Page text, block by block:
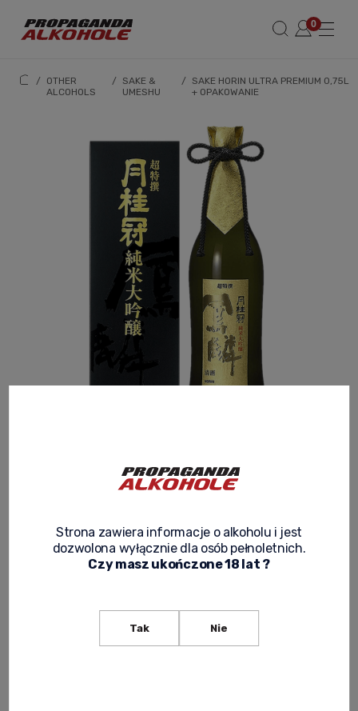
/ OTHER
ALCOHOLS
/
SAKE &
UMESHU
/ SAKE HORIN ULTRA PREMIUM 0,75L
+ OPAKOWANIE
JAPOŃSKIE 022
299,00 zł
243,09 zł
Strona zawiera informacje o alkoholu i jest
dozwolona wyłącznie dla osób pełnoletnich.
Czy masz ukończone 18 lat ?
Tak Nie